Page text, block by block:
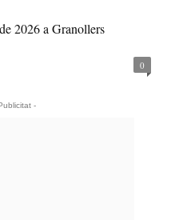
2026 a Granollers
0
-